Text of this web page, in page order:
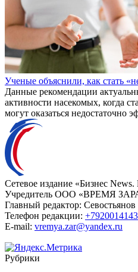
Ученые объяснили, как стать
Данные рекомендации
активности насекомых, когда
могут оказаться недостаточно
Сетевое издание «Бизнес News.
Учредитель ООО «ВРЕМЯ
Главный редактор:
Телефон редакции:
E-mail: vremya.zar@yandex.ru
Рубрики